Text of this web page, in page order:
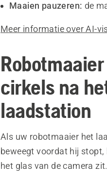
Maaien pauzeren: de
Meer informatie over AI-
cirkels na
laadstation
Als uw robotmaaier het
beweegt voordat hij
het glas van de camera zit.